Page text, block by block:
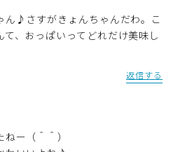
ん♪さすがきょんちゃんだわ。こ
、おっぱいってどれだけ美味し
返信する
ー（＾＾）